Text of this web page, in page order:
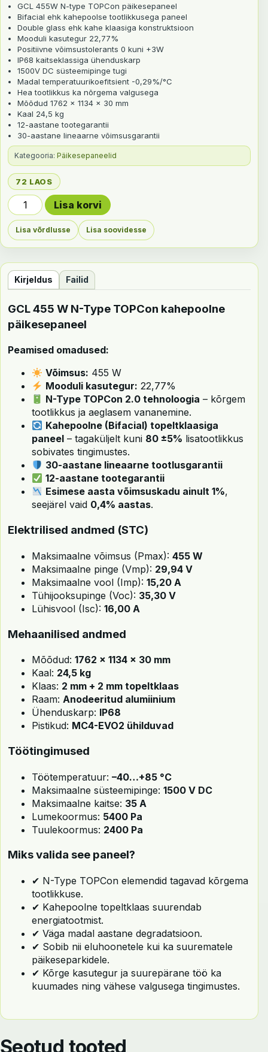
GCL 455W N-type TOPCon päikesepaneel
Bifacial ehk kahepoolse tootlikkusega paneel
Double glass ehk kahe klaasiga konstruktsioon
Mooduli kasutegur 22,77%
Positiivne võimsustolerants 0 kuni +3W
IP68 kaitseklassiga ühenduskarp
1500V DC süsteemipinge tugi
Madal temperatuurikoefitsient -0,29%/°C
Hea tootlikkus ka nõrgema valgusega
Mõõdud 1762 × 1134 × 30 mm
Kaal 24,5 kg
12-aastane tootegarantii
30-aastane lineaarne võimsusgarantii
72 LAOS
GCL 455W N-type TOPCon bifacial double glass
Lisa korvi
Lisa võrdlusse Lisa soovidesse
Kategooria: Päikesepaneelid
Kirjeldus Failid
GCL 455 W N-Type TOPCon kahepoolne
päikesepaneel
Peamised omadused:
Võimsus: 455 W
Mooduli kasutegur: 22,77%
N-Type TOPCon 2.0 tehnoloogia – kõrgem
tootlikkus ja aeglasem vananemine.
Kahepoolne (Bifacial) topeltklaasiga
paneel – tagaküljelt kuni 80 ±5% lisatootlikkus
sobivates tingimustes.
30-aastane lineaarne tootlusgarantii
12-aastane tootegarantii
Esimese aasta võimsuskadu ainult 1%,
seejärel vaid 0,4% aastas.
Elektrilised andmed (STC)
Maksimaalne võimsus (Pmax): 455 W
Maksimaalne pinge (Vmp): 29,94 V
Maksimaalne vool (Imp): 15,20 A
Tühijooksupinge (Voc): 35,30 V
Lühisvool (Isc): 16,00 A
Mehaanilised andmed
Mõõdud: 1762 × 1134 × 30 mm
Kaal: 24,5 kg
Klaas: 2 mm + 2 mm topeltklaas
Raam: Anodeeritud alumiinium
Ühenduskarp: IP68
Pistikud: MC4-EVO2 ühilduvad
Töötingimused
Töötemperatuur: –40…+85 °C
Maksimaalne süsteemipinge: 1500 V DC
Maksimaalne kaitse: 35 A
Lumekoormus: 5400 Pa
Tuulekoormus: 2400 Pa
Miks valida see paneel?
✔ N-Type TOPCon elemendid tagavad kõrgema
tootlikkuse.
✔ Kahepoolne topeltklaas suurendab
energiatootmist.
✔ Väga madal aastane degradatsioon.
✔ Sobib nii eluhoonetele kui ka suurematele
päikeseparkidele.
✔ Kõrge kasutegur ja suurepärane töö ka
kuumades ning vähese valgusega tingimustes.
Seotud tooted